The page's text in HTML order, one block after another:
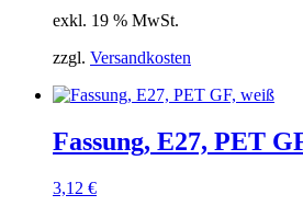
exkl. 19 % MwSt.
zzgl. Versandkosten
Fassung, E27, PET
3,12 €